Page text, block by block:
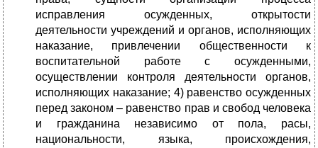
исправления осужденных, открытости
деятельности учреждений и органов, исполняющих
наказание, привлечении общественности к
воспитательной работе с осужденными,
осуществлении контроля деятельности органов,
исполняющих наказание; 4) равенство осужденных
перед законом – равенство прав и свобод человека
и гражданина независимо от пола, расы,
национальности, языка, происхождения,